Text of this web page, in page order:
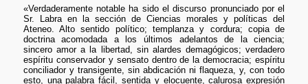
«Verdaderamente notable ha sido el discurso pronunciado por el
Sr. Labra en la sección de Ciencias morales y políticas del
Ateneo. Alto sentido político; templanza y cordura; copia de
doctrina acomodada a los últimos adelantos de la ciencia;
sincero amor a la libertad, sin alardes demagógicos; verdadero
espíritu conservador y sensato dentro de la democracia; espíritu
conciliador y transigente, sin abdicación ni flaqueza, y, con todo
esto, una palabra fácil, sentida y elocuente, calurosa expresión